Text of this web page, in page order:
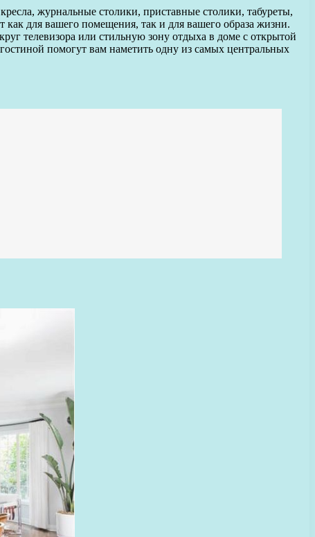
журнальные столики, приставные столики, табуреты,
для вашего помещения, так и для вашего образа жизни.
телевизора или стильную зону отдыха в доме с открытой
помогут вам наметить одну из самых центральных